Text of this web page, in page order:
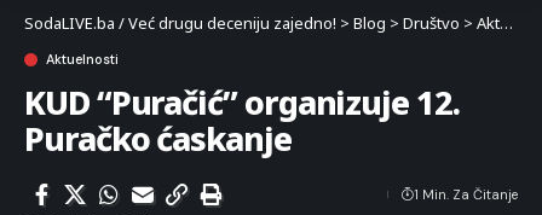
SodaLIVE.ba / Već drugu deceniju zajedno! > Blog > Društvo > Aktuelnosti
Aktuelnosti
KUD “Puračić” organizuje 12.
Puračko ćaskanje
1 Min. Za Čitanje